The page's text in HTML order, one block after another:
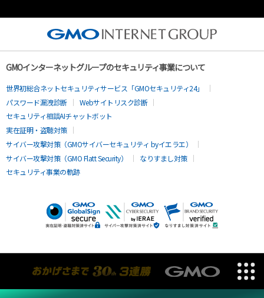
GMOインターネットグループのセキュリティ事業について
世界初総合ネットセキュリティサービス「GMOセキュリティ24」
パスワード漏洩診断
Webサイトリスク診断
セキュリティ相談AIチャットボット
実在証明・盗聴対策
サイバー攻撃対策（GMOサイバーセキュリティ byイエラエ）
サイバー攻撃対策（GMO Flatt Security）
なりすまし対策
セキュリティ事業の軌跡